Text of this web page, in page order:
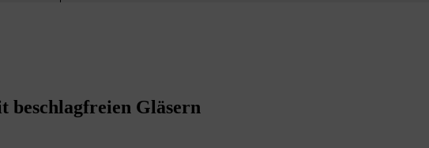
beschlagfreien Gläsern